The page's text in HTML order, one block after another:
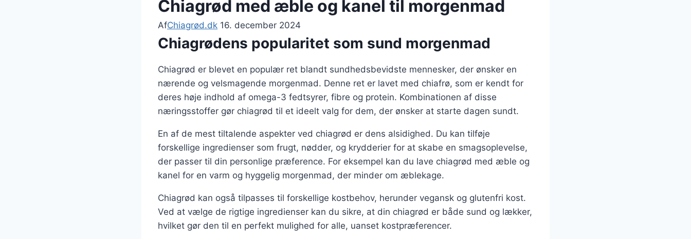
Chiagrød med æble og kanel til morgenmad
AfChiagrød.dk 16. december 2024
Chiagrødens popularitet som sund morgenmad
Chiagrød er blevet en populær ret blandt sundhedsbevidste mennesker, der ønsker en
nærende og velsmagende morgenmad. Denne ret er lavet med chiafrø, som er kendt for
deres høje indhold af omega-3 fedtsyrer, fibre og protein. Kombinationen af disse
næringsstoffer gør chiagrød til et ideelt valg for dem, der ønsker at starte dagen sundt.
En af de mest tiltalende aspekter ved chiagrød er dens alsidighed. Du kan tilføje
forskellige ingredienser som frugt, nødder, og krydderier for at skabe en smagsoplevelse,
der passer til din personlige præference. For eksempel kan du lave chiagrød med æble og
kanel for en varm og hyggelig morgenmad, der minder om æblekage.
Chiagrød kan også tilpasses til forskellige kostbehov, herunder vegansk og glutenfri kost.
Ved at vælge de rigtige ingredienser kan du sikre, at din chiagrød er både sund og lækker,
hvilket gør den til en perfekt mulighed for alle, uanset kostpræferencer.